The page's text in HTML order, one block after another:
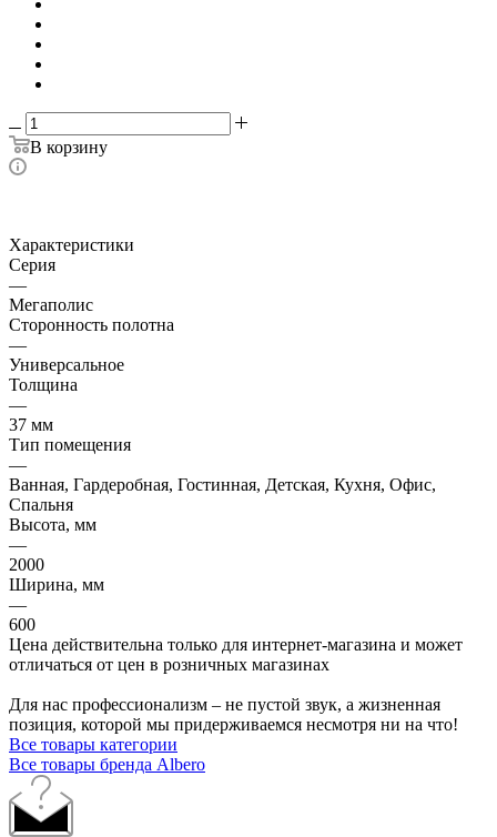
В корзину
Характеристики
Серия
—
Мегаполис
Сторонность полотна
—
Универсальное
Толщина
—
37 мм
Тип помещения
—
Ванная, Гардеробная, Гостинная, Детская, Кухня, Офис,
Спальня
Высота, мм
—
2000
Ширина, мм
—
600
Цена действительна только для интернет-магазина и может
отличаться от цен в розничных магазинах
Для нас профессионализм – не пустой звук, а жизненная
позиция, которой мы придерживаемся несмотря ни на что!
Все товары категории
Все товары бренда Albero